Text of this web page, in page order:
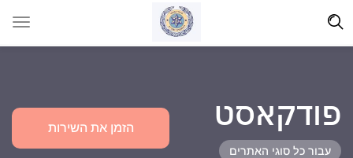
פודקאסט
עבור כל סוגי האתרים
הזמן את השירות